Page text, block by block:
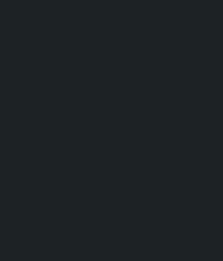
सम्झौता
नेपालको
क्रेडिट
नयाँ र
देशैभर